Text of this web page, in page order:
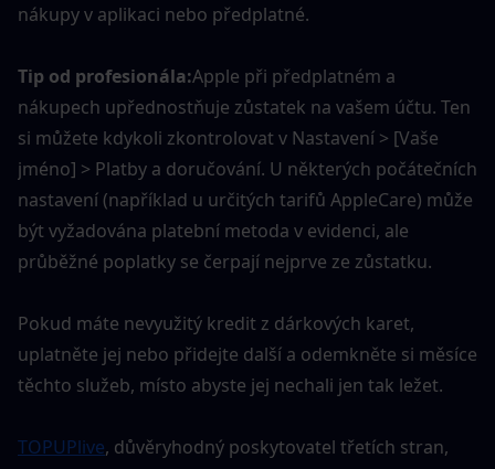
nákupy v aplikaci nebo předplatné.
Tip od profesionála:Apple při předplatném a
nákupech upřednostňuje zůstatek na vašem účtu. Ten
si můžete kdykoli zkontrolovat v Nastavení > [Vaše
jméno] > Platby a doručování. U některých počátečních
nastavení (například u určitých tarifů AppleCare) může
být vyžadována platební metoda v evidenci, ale
průběžné poplatky se čerpají nejprve ze zůstatku.
Pokud máte nevyužitý kredit z dárkových karet,
uplatněte jej nebo přidejte další a odemkněte si měsíce
těchto služeb, místo abyste jej nechali jen tak ležet.
TOPUPlive, důvěryhodný poskytovatel třetích stran,